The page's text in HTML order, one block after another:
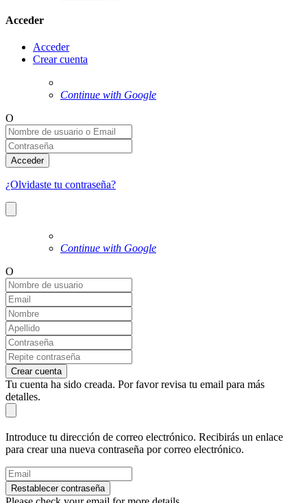
Acceder
Acceder
Crear cuenta
Continue with Google
O
Acceder
¿Olvidaste tu contraseña?
Continue with Google
O
Crear cuenta
Tu cuenta ha sido creada. Por favor revisa tu email para más
detalles.
Introduce tu dirección de correo electrónico. Recibirás un enlace
para crear una nueva contraseña por correo electrónico.
Restablecer contraseña